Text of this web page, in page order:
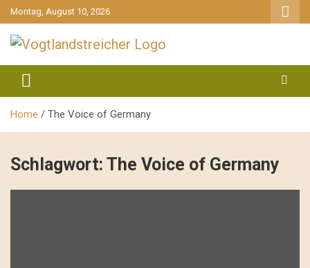
gehe
zum
Inhalt
Montag, August 10, 2026
Vogtlandstreicher
Home The Voice of Germany
Schlagwort: The Voice of Germany